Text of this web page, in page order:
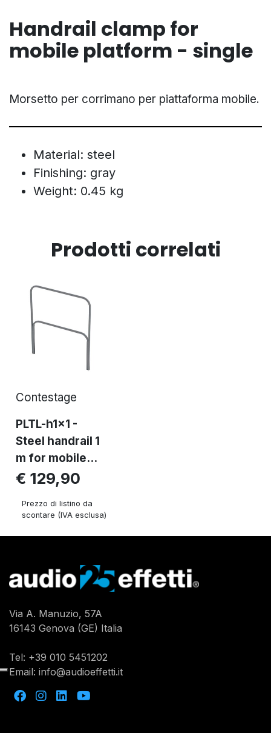
Handrail clamp for
mobile platform - single
Morsetto per corrimano per piattaforma mobile.
Material: steel
Finishing: gray
Weight: 0.45 kg
Prodotti correlati
Contestage
PLTL-h1x1 -
Steel handrail 1
m for mobile...
€ 129,90
Prezzo di listino da
scontare (IVA esclusa)
Via A. Manuzio, 57A
16143 Genova (GE) Italia
Tel: +39 010 5451202
Email: info@audioeffetti.it